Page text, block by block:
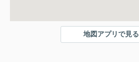
地図アプリで見る